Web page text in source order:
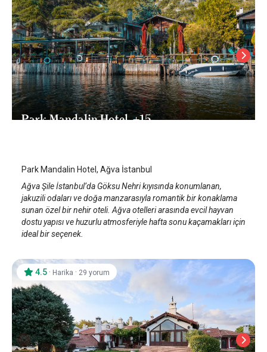
Park Mandalin Hotel, +15
Park Mandalin Hotel, Ağva İstanbul
Ağva Şile İstanbul’da Göksu Nehri kıyısında konumlanan,
jakuzili odaları ve doğa manzarasıyla romantik bir konaklama
sunan özel bir nehir oteli. Ağva otelleri arasında evcil hayvan
dostu yapısı ve huzurlu atmosferiyle hafta sonu kaçamakları için
ideal bir seçenek.
4.5 · Harika · 29 yorum